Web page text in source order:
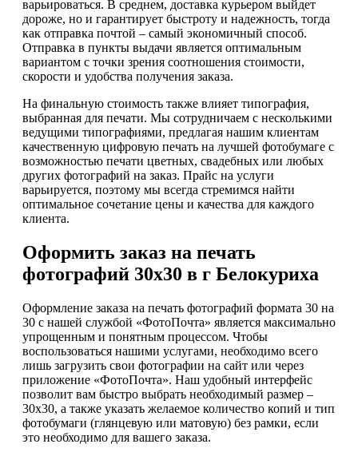
варьироваться. В среднем, доставка курьером выйдет
дороже, но и гарантирует быстроту и надежность, тогда
как отправка почтой – самый экономичный способ.
Отправка в пункты выдачи является оптимальным
вариантом с точки зрения соотношения стоимости,
скорости и удобства получения заказа.
На финальную стоимость также влияет типография,
выбранная для печати. Мы сотрудничаем с несколькими
ведущими типографиями, предлагая нашим клиентам
качественную цифровую печать на лучшей фотобумаге с
возможностью печати цветных, свадебных или любых
других фотографий на заказ. Прайс на услуги
варьируется, поэтому мы всегда стремимся найти
оптимальное сочетание цены и качества для каждого
клиента.
Оформить заказ на печать
фотографий 30х30 в г Белокуриха
Оформление заказа на печать фотографий формата 30 на
30 с нашей службой «ФотоПочта» является максимально
упрощенным и понятным процессом. Чтобы
воспользоваться нашими услугами, необходимо всего
лишь загрузить свои фотографии на сайт или через
приложение «ФотоПочта». Наш удобный интерфейс
позволит вам быстро выбрать необходимый размер –
30х30, а также указать желаемое количество копий и тип
фотобумаги (глянцевую или матовую) без рамки, если
это необходимо для вашего заказа.